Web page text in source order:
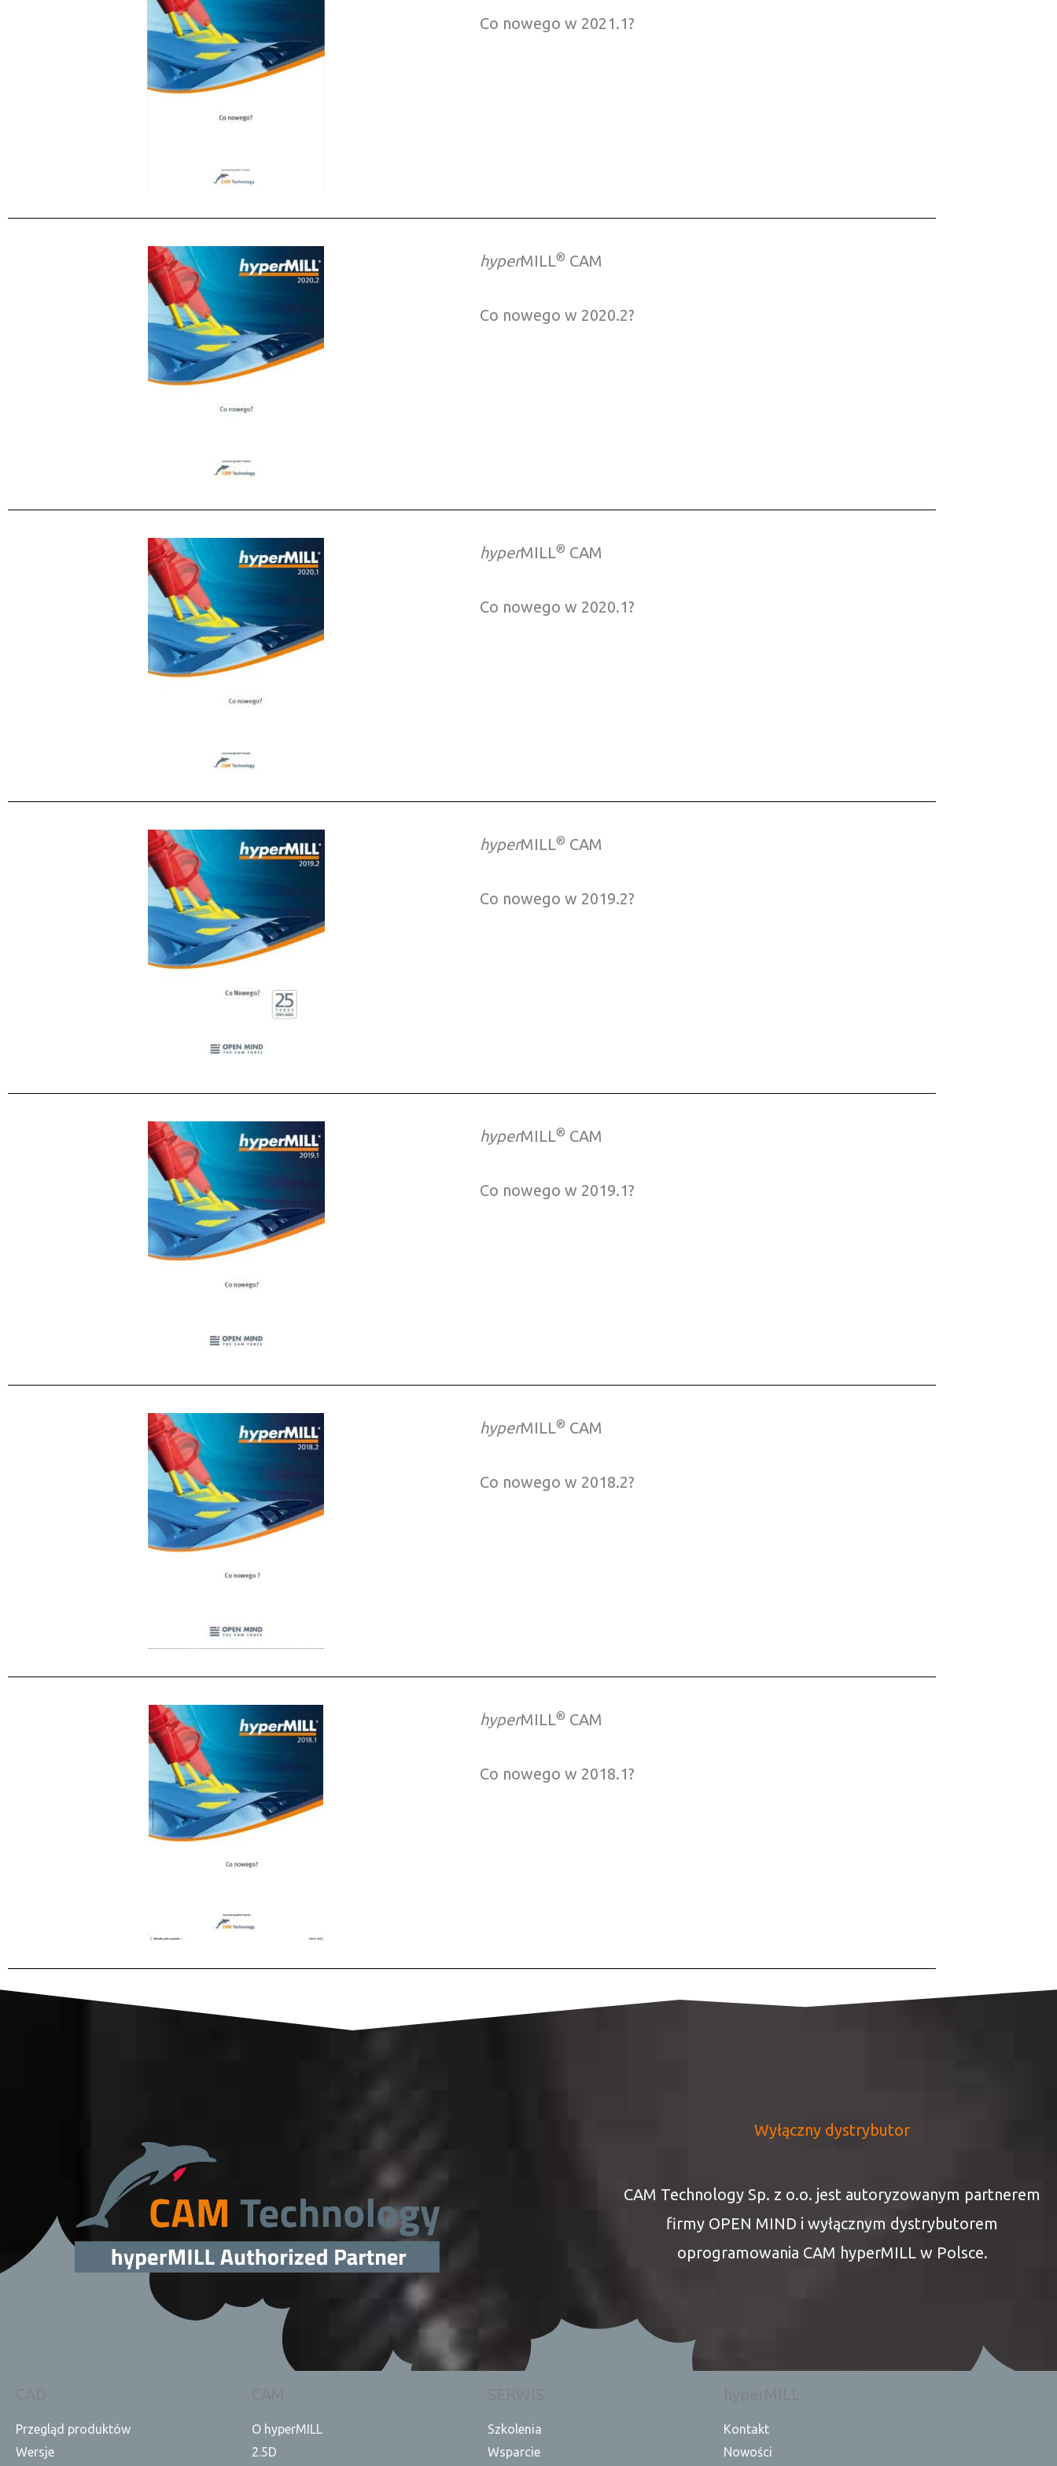
Co nowego w 2021.1?
hyperMILL® CAM
Co nowego w 2020.2?
hyperMILL® CAM
Co nowego w 2020.1?
hyperMILL® CAM
Co nowego w 2019.2?
hyperMILL® CAM
Co nowego w 2019.1?
hyperMILL® CAM
Co nowego w 2018.2?
hyperMILL® CAM
Co nowego w 2018.1?
Wyłączny dystrybutor
CAM Technology Sp. z o.o. jest autoryzowanym partnerem
firmy OPEN MIND i wyłącznym dystrybutorem
oprogramowania CAM hyperMILL w Polsce.
Przegląd produktów
Wersje
O hyperMILL
2.5D
Szkolenia
Wsparcie
Kontakt
Nowości